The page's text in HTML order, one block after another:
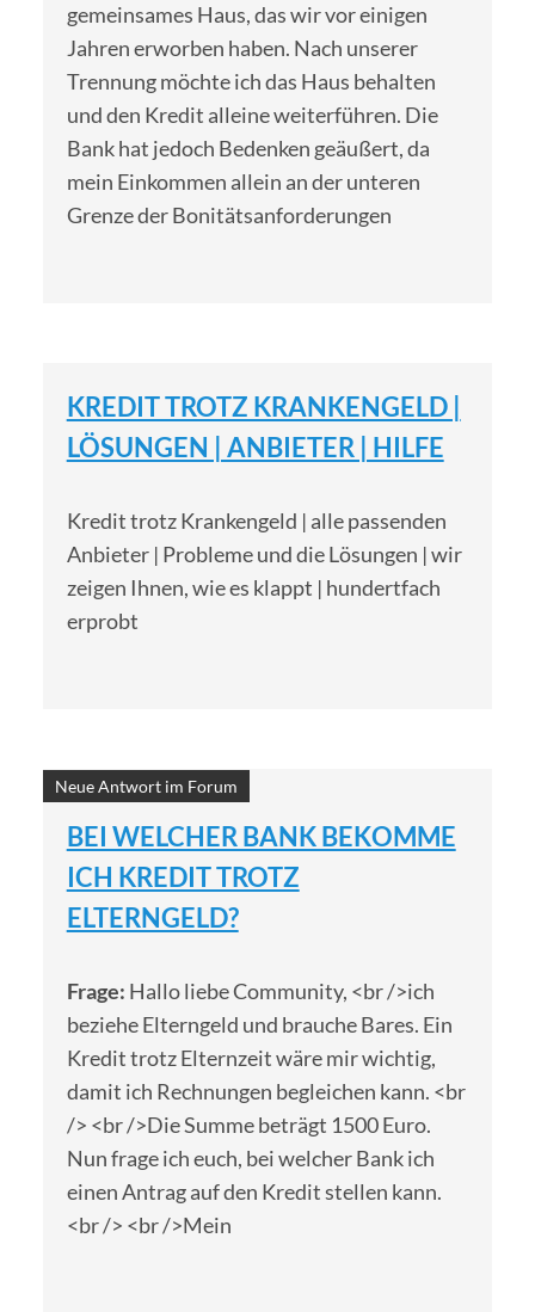
gemeinsames Haus, das wir vor einigen
Jahren erworben haben. Nach unserer
Trennung möchte ich das Haus behalten
und den Kredit alleine weiterführen. Die
Bank hat jedoch Bedenken geäußert, da
mein Einkommen allein an der unteren
Grenze der Bonitätsanforderungen
KREDIT TROTZ KRANKENGELD |
LÖSUNGEN | ANBIETER | HILFE
Kredit trotz Krankengeld | alle passenden
Anbieter | Probleme und die Lösungen | wir
zeigen Ihnen, wie es klappt | hundertfach
erprobt
Neue Antwort im Forum
BEI WELCHER BANK BEKOMME
ICH KREDIT TROTZ
ELTERNGELD?
Frage: Hallo liebe Community, <br />ich
beziehe Elterngeld und brauche Bares. Ein
Kredit trotz Elternzeit wäre mir wichtig,
damit ich Rechnungen begleichen kann. <br
/> <br />Die Summe beträgt 1500 Euro.
Nun frage ich euch, bei welcher Bank ich
einen Antrag auf den Kredit stellen kann.
<br /> <br />Mein